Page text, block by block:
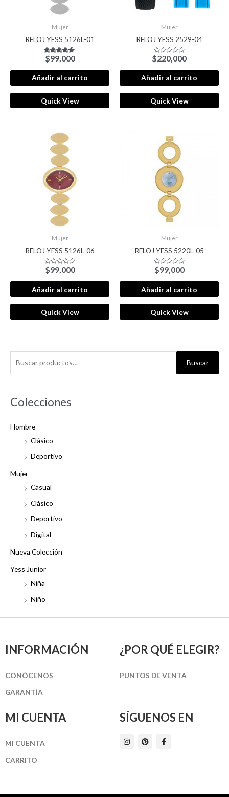
c
r
Buscar
Colecciones
Hombre
Clásico
Deportivo
Mujer
Casual
Clásico
Deportivo
Digital
Nueva Colección
Yess Junior
Niña
Niño
Mujer
RELOJ YESS 5126L-01
Valorado con
5.00
de 5
$99,000
Añadir al carrito
Quick View
Mujer
RELOJ YESS 2529-04
Valorado
con
0
de
5
$220,000
Añadir al carrito
Quick View
Mujer
RELOJ YESS 5126L-06
Valorado
con
0
de
5
$99,000
Añadir al carrito
Quick View
Mujer
RELOJ YESS 5220L-05
Valorado
con
0
de
5
$99,000
Añadir al carrito
Quick View
INFORMACIÓN
CONÓCENOS
GARANTÍA
¿POR QUÉ ELEGIR?
PUNTOS DE VENTA
MI CUENTA
MI CUENTA
CARRITO
SÍGUENOS EN
I
n
m
P
i
t
F
a
-